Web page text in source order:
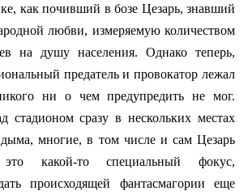
как почивший в бозе Цезарь, знавший
любви, измеряемую количеством
на душу населения. Однако теперь,
предатель и провокатор лежал
ни о чем предупредить не мог.
стадионом сразу в нескольких местах
многие, в том числе и сам Цезарь
какой-то специальный фокус,
происходящей фантасмагории еще